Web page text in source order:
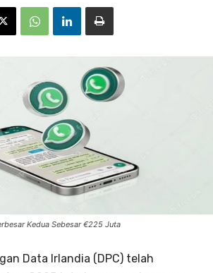
Kedua Sebesar €225 Juta
Data Irlandia (DPC) telah